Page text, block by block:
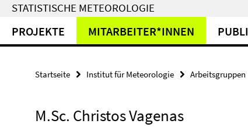
STATISTISCHE METEOROLOGIE
PROJEKTE MITARBEITER*INNEN
Startseite Institut für Meteorologie Arbeitsgruppen
M.Sc. Christos Vagenas